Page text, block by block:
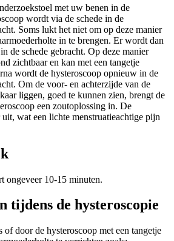
met uw benen in de
wordt via de schede in de
Soms lukt het niet om op deze manier
in te brengen. Er wordt dan
de schede gebracht. Op deze manier
zichtbaar en kan met een tangetje
wordt de hysteroscoop opnieuw in de
Om de voor- en achterzijde van de
liggen, goed te kunnen zien, brengt de
een zoutoplossing in. De
wat een lichte menstruatieachtige pijn
ongeveer 10-15 minuten.
tijdens de hysteroscopie
door de hysteroscoop met een tangetje